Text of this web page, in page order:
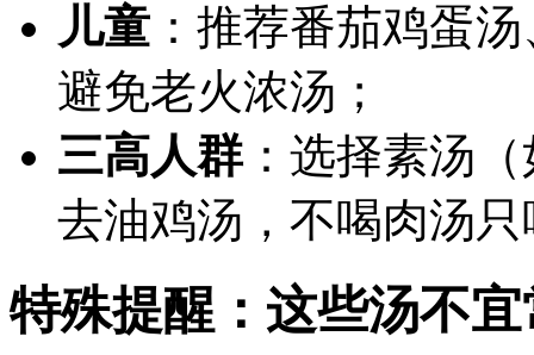
儿童 ：推荐番茄鸡蛋
避免老火浓汤；
三高人群：选择素汤
去油鸡汤，不喝肉汤
特殊提醒：这些汤不